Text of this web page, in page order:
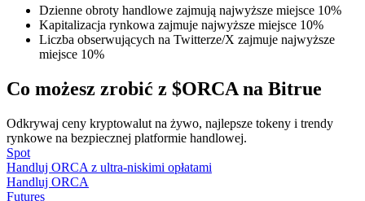
Analiza Big Data, w tym informacje handlowe itp.
Przewodnik
Dzienne obroty handlowe zajmują najwyższe miejsce 10%
Kapitalizacja rynkowa zajmuje najwyższe miejsce 10%
Liczba obserwujących na Twitterze/X zajmuje najwyższe
miejsce 10%
Co możesz zrobić z $ORCA na Bitrue
Odkrywaj ceny kryptowalut na żywo, najlepsze tokeny i trendy
rynkowe na bezpiecznej platformie handlowej.
Spot
Handluj ORCA z ultra-niskimi opłatami
Handluj ORCA
Futures